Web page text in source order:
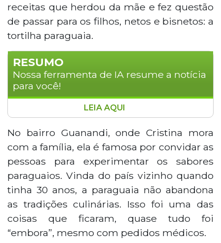
receitas que herdou da mãe e fez questão
de passar para os filhos, netos e bisnetos: a
tortilha paraguaia.
RESUMO
Nossa ferramenta de IA resume a notícia
para você!
No Dia do Povo Paraguaio, celebrado em
14 de maio, duas imigrantes paraguaias
residentes no bairro Guanandi, em
Campo Grande, mostram como a
culinária mantém vivas as tradições do
país de origem. Cristina Velasques, de 57
anos, e Maria Nélida, de 56, preservam
receitas como tortilha, chipa e vori vori,
transmitidas de geração em geração,
como forma de manter a identidade
cultural mesmo longe do Paraguai.
LEIA AQUI
No bairro Guanandi, onde Cristina mora
com a família, ela é famosa por convidar as
pessoas para experimentar os sabores
paraguaios. Vinda do país vizinho quando
tinha 30 anos, a paraguaia não abandona
as tradições culinárias. Isso foi uma das
coisas que ficaram, quase tudo foi
“embora”, mesmo com pedidos médicos.